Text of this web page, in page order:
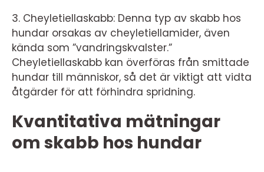
3. Cheyletiellaskabb: Denna typ av skabb hos
hundar orsakas av cheyletiellamider, även
kända som ”vandringskvalster.”
Cheyletiellaskabb kan överföras från smittade
hundar till människor, så det är viktigt att vidta
åtgärder för att förhindra spridning.
Kvantitativa mätningar
om skabb hos hundar